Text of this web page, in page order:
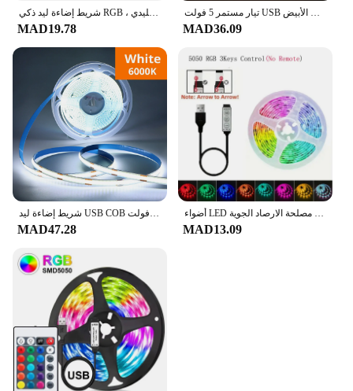
شريط إضاءة ليد ذكي RGB ، شريط جليدي RGB ، مصباح خيط ، سلسلة شريط ، USB ، 15 متر ، 20 متر ، 5 فولت ، قابس إضاءة ليد لغرفة الحائط ، 1500
MAD19.78
تيار مستمر 5 فولت USB شرائط ليد ضوء 2835 الأبيض الدافئ الأبيض Led قطاع أضواء للتلفزيون الخلفية ديكور المنزل 1-5 متر شريط مرن الشريط
MAD36.09
شريط إضاءة ليد USB COB مع مستشعر حركة كنس يدوي ، مصباح شريط مقاوم للماء ، شريط إضاءة لخزانة المطبخ ، شريط إضاءة لكل متر ، 5 فولت
MAD47.28
أضواء LED بلوتوث 5050 مصلحة الارصاد الجوية USB LED قطاع اليكسا APP التحكم واي فاي RGB لاصق لوسيس Led إضاءة خلفية للتلفاز مصابيح لتزيين الغرفة
MAD13.09